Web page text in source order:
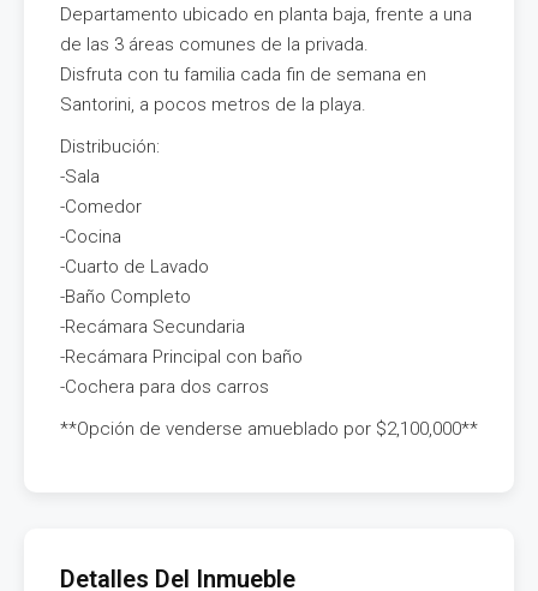
Departamento ubicado en planta baja, frente a una
de las 3 áreas comunes de la privada.
Disfruta con tu familia cada fin de semana en
Santorini, a pocos metros de la playa.
Distribución:
-Sala
-Comedor
-Cocina
-Cuarto de Lavado
-Baño Completo
-Recámara Secundaria
-Recámara Principal con baño
-Cochera para dos carros
**Opción de venderse amueblado por $2,100,000**
Detalles Del Inmueble